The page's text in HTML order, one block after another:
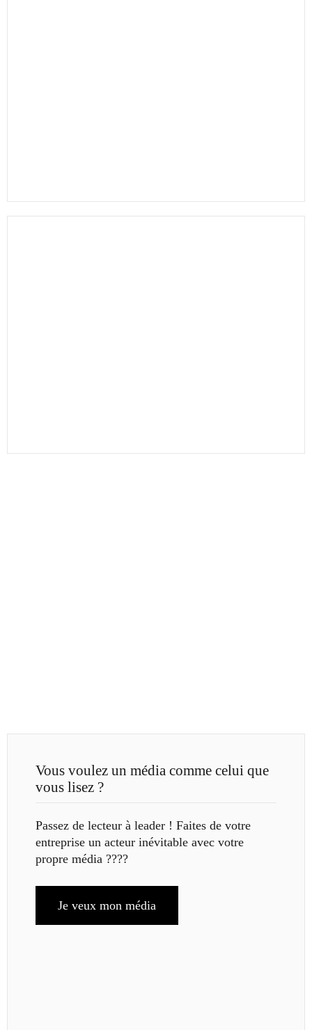
Vous voulez un média comme celui que
vous lisez ?
Passez de lecteur à leader ! Faites de votre
entreprise un acteur inévitable avec votre
propre média ????
Je veux mon média